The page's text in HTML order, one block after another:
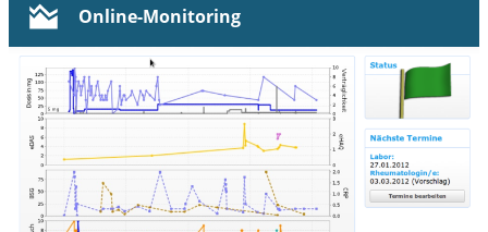
Online-Monitoring